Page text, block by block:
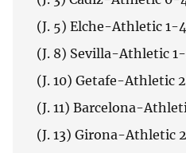
(J. 5) Elche-Athletic 1-4
(J. 8) Sevilla-Athletic
(J. 10) Getafe-Athletic
(J. 11) Barcelona-
(J. 13) Girona-Athletic